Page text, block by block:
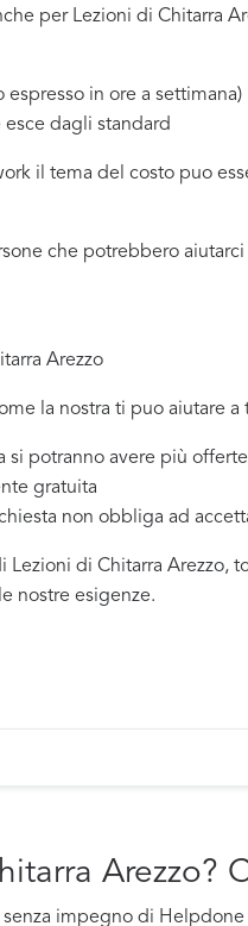
per Lezioni di Chitarra
in ore a settimana)
dagli standard
il tema del costo puo
che potrebbero
Arezzo
la nostra ti puo aiutare
si potranno avere più offerte
gratuita
non obbliga ad
di Chitarra Arezzo,
nostre esigenze.
Arezzo?
impegno di